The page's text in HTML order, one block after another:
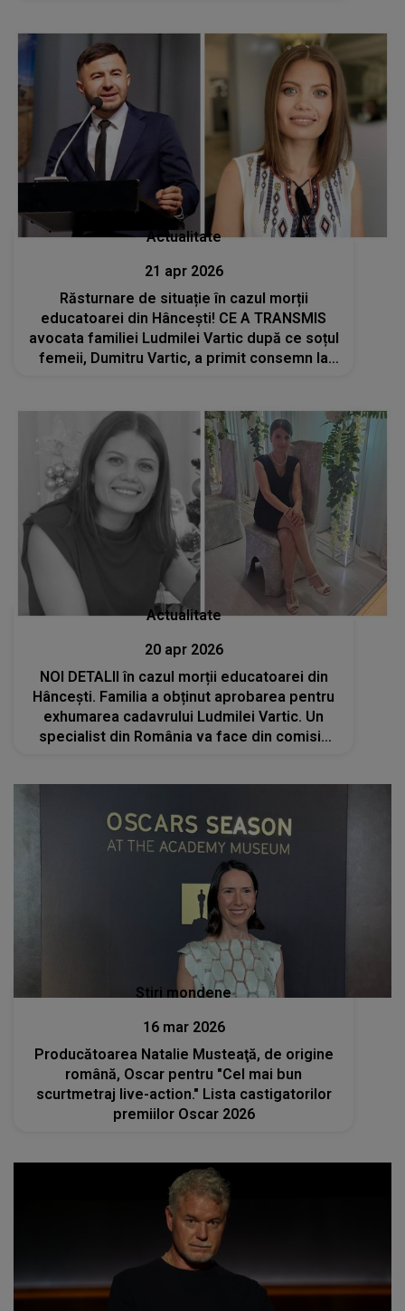
Actualitate
21 apr 2026
Răsturnare de situație în cazul morții
educatoarei din Hâncești! CE A TRANSMIS
avocata familiei Ludmilei Vartic după ce soțul
femeii, Dumitru Vartic, a primit consemn la
Actualitate
20 apr 2026
NOI DETALII în cazul morții educatoarei din
Hâncești. Familia a obținut aprobarea pentru
exhumarea cadavrului Ludmilei Vartic. Un
specialist din România va face din comisia
Stiri mondene
16 mar 2026
Producătoarea Natalie Musteaţă, de origine
română, Oscar pentru "Cel mai bun
scurtmetraj live-action." Lista castigatorilor
premiilor Oscar 2026